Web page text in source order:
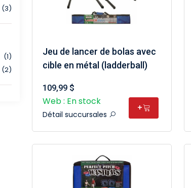
(3)
(1)
(2)
Jeu de lancer de bolas avec
cible en métal (ladderball)
109,99 $
Web : En stock
Détail succursales
+